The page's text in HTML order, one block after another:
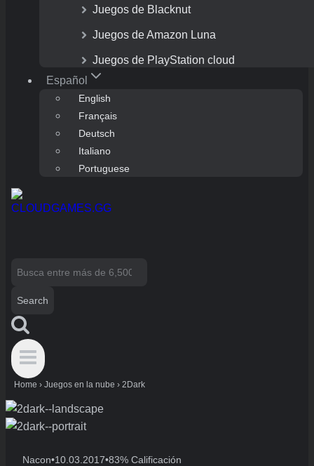
Juegos de Blacknut
Juegos de Amazon Luna
Juegos de PlayStation cloud
Español
English
Français
Deutsch
Italiano
Portuguese
Search
Home › Juegos en la nube › 2Dark
Nacon•10.03.2017•83% Calificación